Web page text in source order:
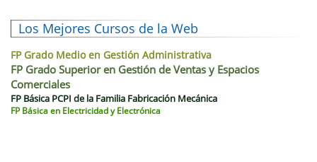
Los Mejores Cursos de la Web
FP Grado Medio en Gestión Administrativa
FP Grado Superior en Gestión de Ventas y Espacios
Comerciales
FP Básica PCPI de la Familia Fabricación Mecánica
FP Básica en Electricidad y Electrónica